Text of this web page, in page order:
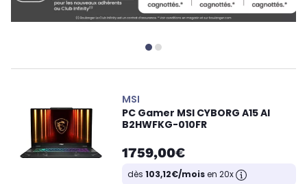
MSI
PC Gamer MSI CYBORG A15 AI
B2HWFKG-010FR
1759,00€
dès 103,12€/moisen 20x